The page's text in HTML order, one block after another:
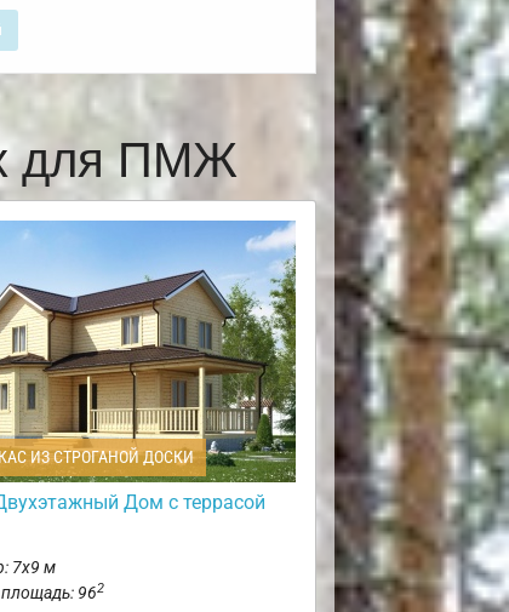
для ПМЖ
ИЗ СТРОГАНОЙ ДОСКИ
Дом с террасой
7х9 м
962